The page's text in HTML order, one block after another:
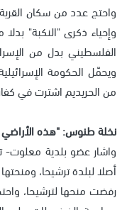
واحتج عدد من سكان
وإحياء ذكرى "النكبة"
الفلسطيني بدل من
ويحمّل الحكومة
من الحريديم اشترت في
نخلة طنوس: "هذه الأراضي
واشار عضو بلدية معلوت-
أصلا لبلدة ترشيحا،
رفضت منحها لترشيحا،